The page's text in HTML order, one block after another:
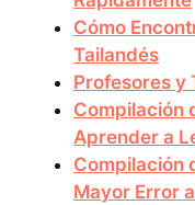
Cómo
Tailandés
Profesores y
Compilación
Aprender a
Compilación
Mayor Error